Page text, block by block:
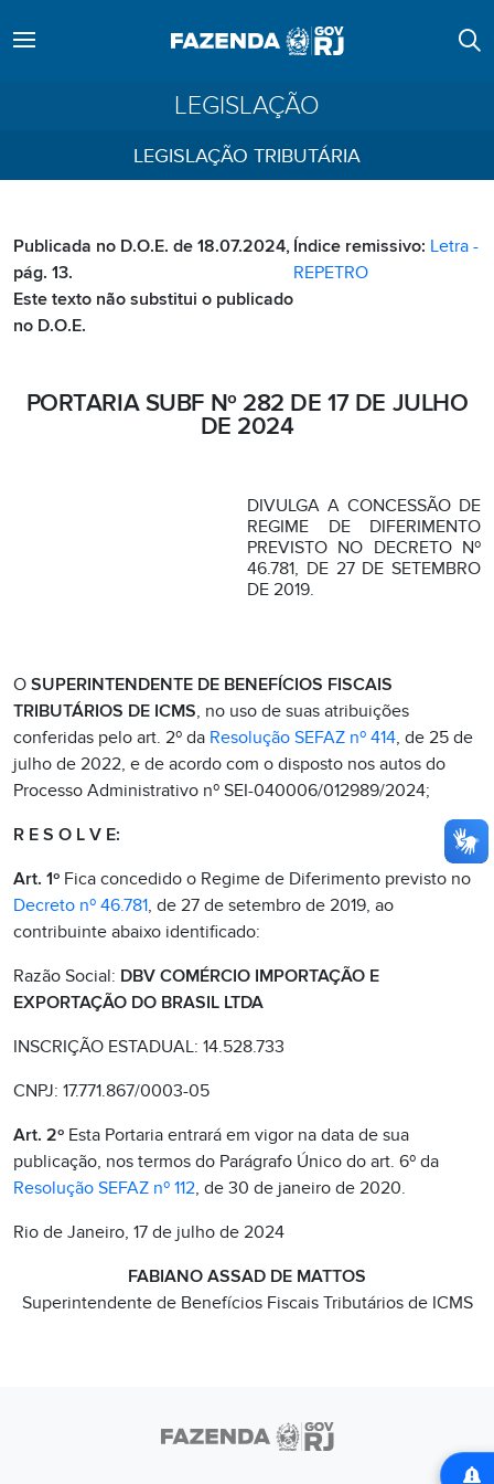
LEGISLAÇÃO
LEGISLAÇÃO TRIBUTÁRIA
Publicada no D.O.E. de 18.07.2024,
pág. 13.
Este texto não substitui o publicado
no D.O.E.
Índice remissivo: Letra -
REPETRO
PORTARIA SUBF Nº 282 DE 17 DE JULHO
DE 2024
DIVULGA A CONCESSÃO DE
REGIME DE DIFERIMENTO
PREVISTO NO DECRETO Nº
46.781, DE 27 DE SETEMBRO
DE 2019.
O SUPERINTENDENTE DE BENEFÍCIOS FISCAIS
TRIBUTÁRIOS DE ICMS, no uso de suas atribuições
conferidas pelo art. 2º da Resolução SEFAZ nº 414, de 25 de
julho de 2022, e de acordo com o disposto nos autos do
Processo Administrativo nº SEI-040006/012989/2024;
R E S O L V E:
Art. 1º Fica concedido o Regime de Diferimento previsto no
Decreto nº 46.781, de 27 de setembro de 2019, ao
contribuinte abaixo identificado:
Razão Social: DBV COMÉRCIO IMPORTAÇÃO E
EXPORTAÇÃO DO BRASIL LTDA
INSCRIÇÃO ESTADUAL: 14.528.733
CNPJ: 17.771.867/0003-05
Art. 2º Esta Portaria entrará em vigor na data de sua
publicação, nos termos do Parágrafo Único do art. 6º da
Resolução SEFAZ nº 112, de 30 de janeiro de 2020.
Rio de Janeiro, 17 de julho de 2024
FABIANO ASSAD DE MATTOS
Superintendente de Benefícios Fiscais Tributários de ICMS